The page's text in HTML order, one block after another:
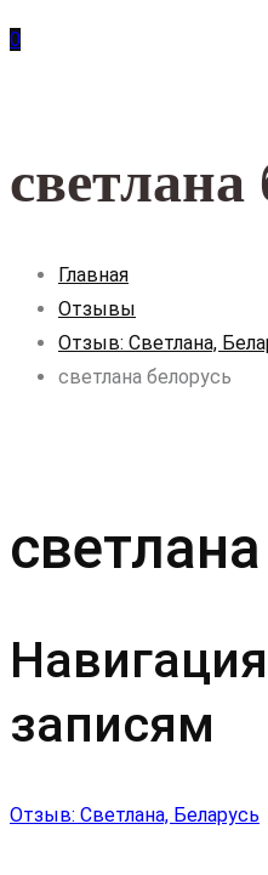
0
светлана
Главная
Отзывы
Отзыв: Светлана,
светлана белорусь
записям
Отзыв: Светлана, Беларусь